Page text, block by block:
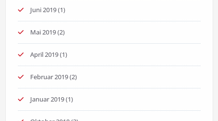
Juni 2019(1)
Mai 2019(2)
April 2019(1)
Februar 2019(2)
Januar 2019(1)